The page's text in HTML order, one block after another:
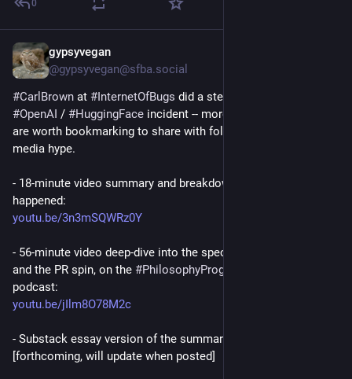
0
gypsyvegan
@gypsyvegan@sfba.social
#CarlBrown at #InternetOfBugs
#OpenAI / #HuggingFace incident -- more than one, in fact.  All
are worth bookmarking to share with folks in thrall to the
media hype.
- 18-minute video summary and breakdown of what actually
happened:
youtu.be/3n3mSQWRz0Y
- 56-minute video deep-dive into the specifics of the "hack"
and the PR spin, on the #PhilosophyProgramsAndPrompts
podcast:
youtu.be/jIlm8O78M2c
- Substack essay version of the summary and breakdown:
[forthcoming, will update when posted]